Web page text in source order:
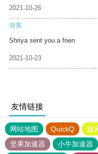
2021-10-26
游客
Shriya sent you a frien
2021-10-23
友情链接
网站地图 QuickQ 旋
坚果加速器
小牛加速器